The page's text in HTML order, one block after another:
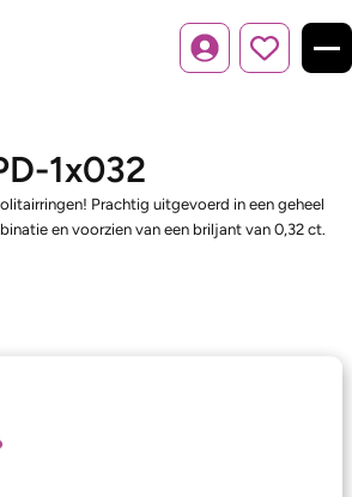
Inloggen
1x032
Prachtig uitgevoerd in een geheel
en voorzien van een briljant van 0,32 ct.